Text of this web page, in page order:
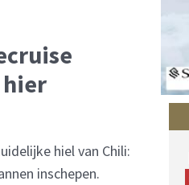
hiel van Chili:
inschepen.